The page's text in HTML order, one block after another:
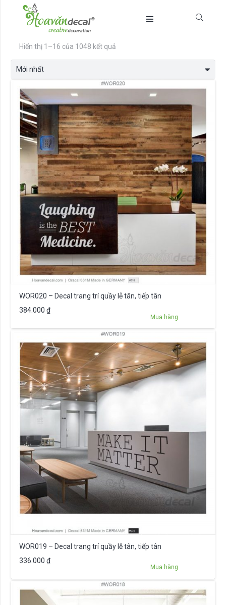
Hiển thị 1–16 của 1048 kết quả
theo
nhất
WOR020 – Decal trang trí quầy lễ tân, tiếp tân
384.000 ₫
Mua hàng
WOR019 – Decal trang trí quầy lễ tân, tiếp tân
336.000 ₫
Mua hàng